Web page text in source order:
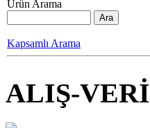
Ürün Arama
Kapsamlı Arama
ALIŞ-